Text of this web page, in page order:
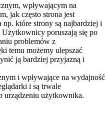
wpływającym na
jak często strona jest
które strony są najbardziej i
poruszają się po
problemów z
temu możemy ulepszać
ją bardziej przyjazną i
i wpływające na wydajność
i są trwale
urządzeniu użytkownika.